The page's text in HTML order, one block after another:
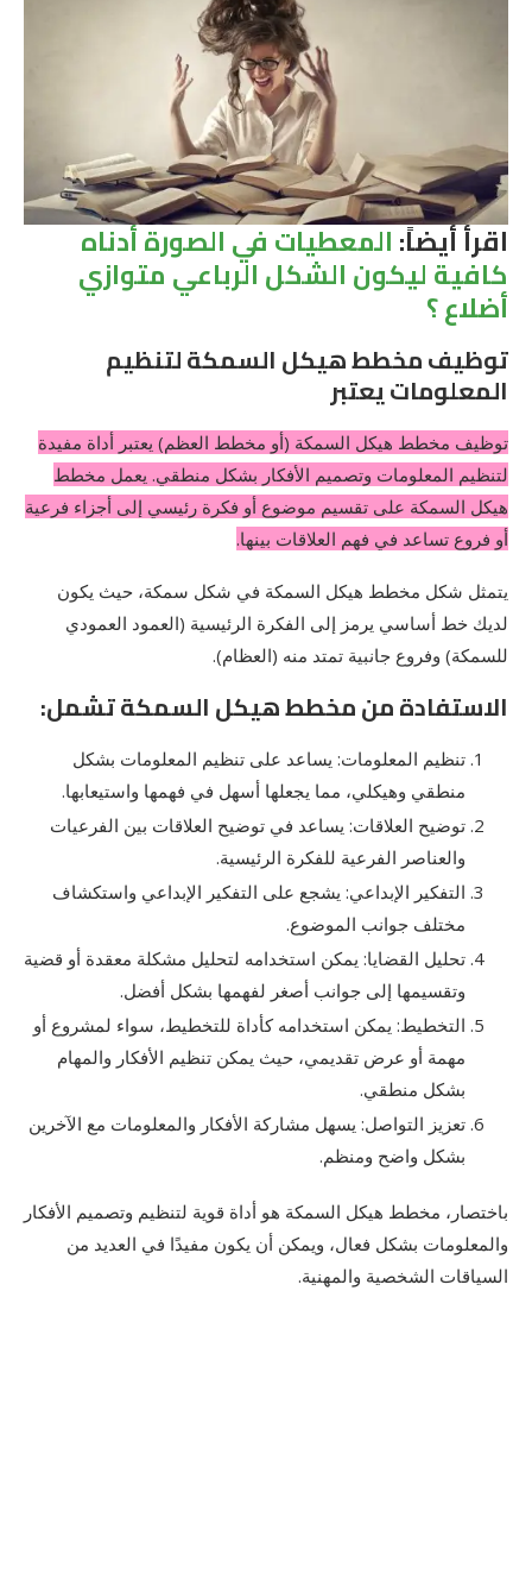
اقرأ أيضاً:المعطيات في الصورة أدناه
كافية ليكون الشكل الرباعي متوازي
أضلاع ؟
توظيف مخطط هيكل السمكة لتنظيم
المعلومات يعتبر
توظيف مخطط هيكل السمكة (أو مخطط العظم) يعتبر أداة مفيدة
لتنظيم المعلومات وتصميم الأفكار بشكل منطقي. يعمل مخطط
هيكل السمكة على تقسيم موضوع أو فكرة رئيسي إلى أجزاء فرعية
أو فروع تساعد في فهم العلاقات بينها.
يتمثل شكل مخطط هيكل السمكة في شكل سمكة، حيث يكون
لديك خط أساسي يرمز إلى الفكرة الرئيسية (العمود العمودي
للسمكة) وفروع جانبية تمتد منه (العظام).
الاستفادة من مخطط هيكل السمكة تشمل:
تنظيم المعلومات: يساعد على تنظيم المعلومات بشكل
منطقي وهيكلي، مما يجعلها أسهل في فهمها واستيعابها.
توضيح العلاقات: يساعد في توضيح العلاقات بين الفرعيات
والعناصر الفرعية للفكرة الرئيسية.
التفكير الإبداعي: يشجع على التفكير الإبداعي واستكشاف
مختلف جوانب الموضوع.
تحليل القضايا: يمكن استخدامه لتحليل مشكلة معقدة أو قضية
وتقسيمها إلى جوانب أصغر لفهمها بشكل أفضل.
التخطيط: يمكن استخدامه كأداة للتخطيط، سواء لمشروع أو
مهمة أو عرض تقديمي، حيث يمكن تنظيم الأفكار والمهام
بشكل منطقي.
تعزيز التواصل: يسهل مشاركة الأفكار والمعلومات مع الآخرين
بشكل واضح ومنظم.
باختصار، مخطط هيكل السمكة هو أداة قوية لتنظيم وتصميم الأفكار
والمعلومات بشكل فعال، ويمكن أن يكون مفيدًا في العديد من
السياقات الشخصية والمهنية.